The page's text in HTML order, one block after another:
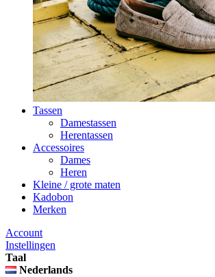
Tassen
Damestassen
Herentassen
Accessoires
Dames
Heren
Kleine / grote maten
Kadobon
Merken
Account
Instellingen
Taal
Nederlands